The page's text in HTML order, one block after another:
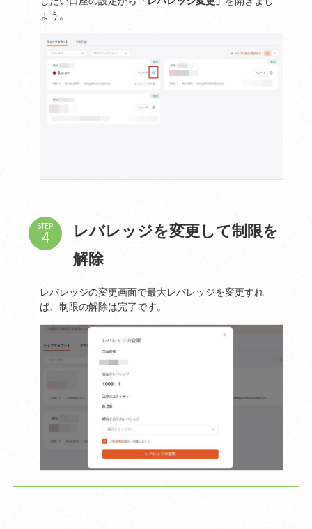
ょう。
STEP
レバレッジを変更して制限を
解除
レバレッジの変更画面で最大レバレッジを変更すれ
ば、制限の解除は完了です。